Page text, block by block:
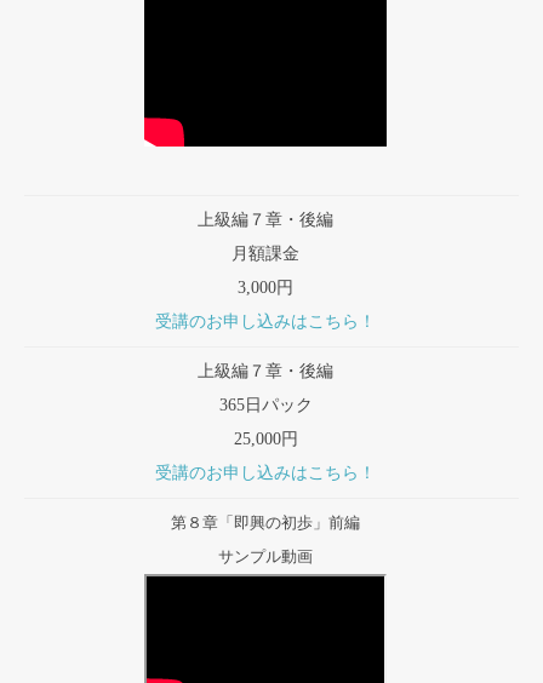
上級編７章・後編
月額課金
3,000円
受講のお申し込みはこちら！
上級編７章・後編
365日パック
25,000円
受講のお申し込みはこちら！
第８章「即興の初歩」前編
サンプル動画